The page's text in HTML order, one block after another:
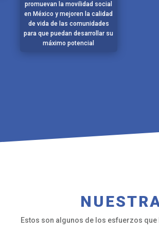
promuevan la movilidad social
en México y mejoren la calidad
de vida de las comunidades
para que puedan desarrollar su
máximo potencial
Estos son algunos de los esfuerzos